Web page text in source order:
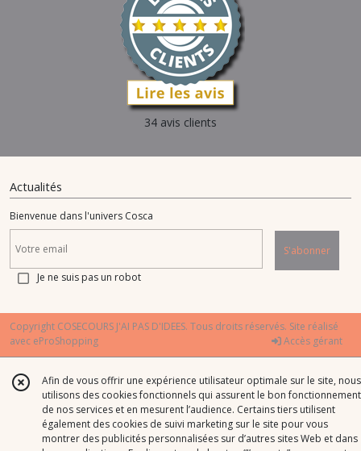
34 avis clients
Actualités
Bienvenue dans l'univers Cosca
S'abonner
Je ne suis pas un robot
Copyright COSECOURS J'AI PAS D'IDEES. Tous droits réservés. Site réalisé
avec eProShopping Accès gérant
Afin de vous offrir une expérience utilisateur optimale sur le site, nous
utilisons des cookies fonctionnels qui assurent le bon fonctionnement
de nos services et en mesurent l’audience. Certains tiers utilisent
également des cookies de suivi marketing sur le site pour vous
montrer des publicités personnalisées sur d’autres sites Web et dans